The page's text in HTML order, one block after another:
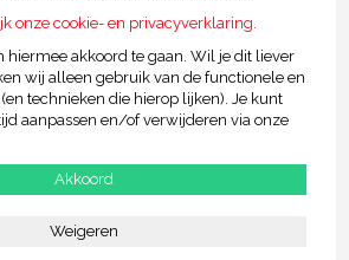
onze cookie- en privacyverklaring.
hiermee akkoord te gaan. Wil je dit liever
wij alleen gebruik van de functionele en
technieken die hierop lijken). Je kunt
aanpassen en/of verwijderen via onze
Akkoord
Weigeren
om hier één standaard in te vinden.
belangrijk dat onze klanten een
aan hun wensen voldoet. Daarom laten wij de
de klant en betaal je bij ons dus niet voor een
monitor die je wellicht niet wilt.
GamePC.nl